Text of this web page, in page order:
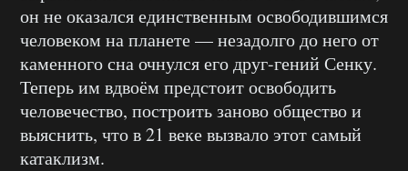
он не оказался единственным освободившимся
человеком на планете — незадолго до него от
каменного сна очнулся его друг-гений Сенку.
Теперь им вдвоём предстоит освободить
человечество, построить заново общество и
выяснить, что в 21 веке вызвало этот самый
катаклизм.